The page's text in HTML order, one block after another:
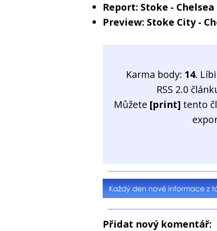
Report: Stoke - Chelsea
Preview: Stoke City -
Karma body: 14.
RSS 2.0
Můžete [print] tento
Přidat nový komentář: